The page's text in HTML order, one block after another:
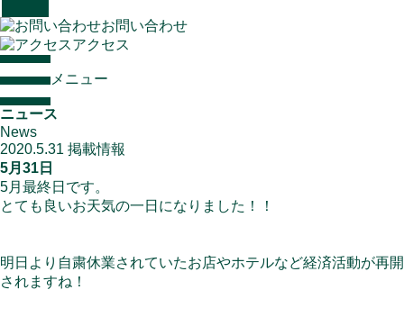
お問い合わせ
アクセス
メニュー
ニュース
News
2020.5.31 掲載情報
5月31日
5月最終日です。
とても良いお天気の一日になりました！！
明日より自粛休業されていたお店やホテルなど経済活動が再開
されますね！